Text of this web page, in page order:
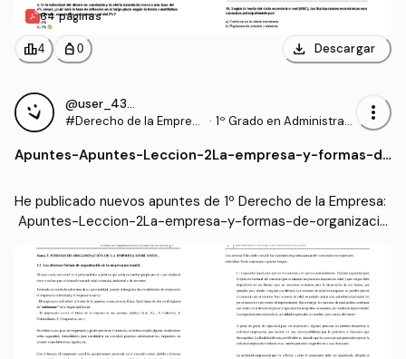
64 páginas
leaderboard4 personal_bag 0 download Descargar
@user_4327132
#Derecho de la Empres
· 1º Grado en Administraci
sas (UCAVILA)
more_vert
Apuntes-Apuntes-Leccion-2La-empresa-y-formas-de
He publicado nuevos apuntes de 1º Derecho de la Empresa:
Apuntes-Leccion-2La-empresa-y-formas-de-organizacio
n-de-la-empresa-mercantil.pdf